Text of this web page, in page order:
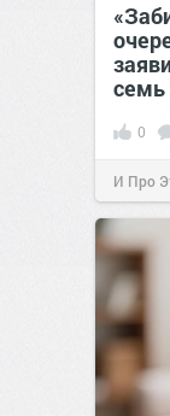
семь
0
И Про